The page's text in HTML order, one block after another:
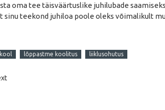
oma tee täisväärtuslike juhilubade
teekond juhiloa poole oleks võimalikult
lõppastme koolitus liiklusohutus